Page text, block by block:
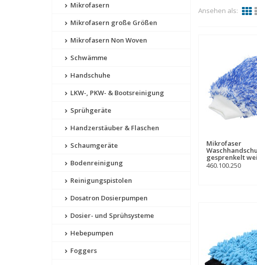
Mikrofasern
Mikrofasern große Größen
Mikrofasern Non Woven
Schwämme
Handschuhe
LKW-, PKW- & Bootsreinigung
Sprühgeräte
Handzerstäuber & Flaschen
Schaumgeräte
Bodenreinigung
Reinigungspistolen
Dosatron Dosierpumpen
Dosier- und Sprühsysteme
Hebepumpen
Foggers
Ansehen als:
Mikrofaser
gesprenkelt
460.100.250